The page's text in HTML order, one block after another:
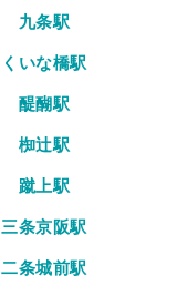
九条駅
くいな橋駅
醍醐駅
椥辻駅
蹴上駅
三条京阪駅
二条城前駅